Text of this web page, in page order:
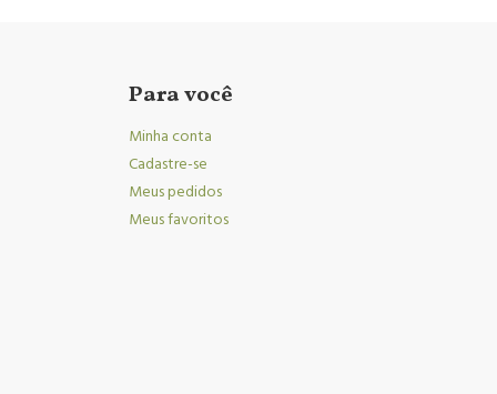
Para você
Minha conta
Cadastre-se
Meus pedidos
Meus favoritos